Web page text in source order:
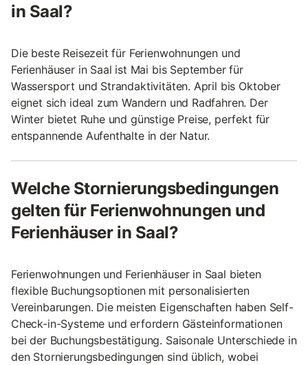
in Saal?
Die beste Reisezeit für Ferienwohnungen und
Ferienhäuser in Saal ist Mai bis September für
Wassersport und Strandaktivitäten. April bis Oktober
eignet sich ideal zum Wandern und Radfahren. Der
Winter bietet Ruhe und günstige Preise, perfekt für
entspannende Aufenthalte in der Natur.
Welche Stornierungsbedingungen
gelten für Ferienwohnungen und
Ferienhäuser in Saal?
Ferienwohnungen und Ferienhäuser in Saal bieten
flexible Buchungsoptionen mit personalisierten
Vereinbarungen. Die meisten Eigenschaften haben Self-
Check-in-Systeme und erfordern Gästeinformationen
bei der Buchungsbestätigung. Saisonale Unterschiede in
den Stornierungsbedingungen sind üblich, wobei